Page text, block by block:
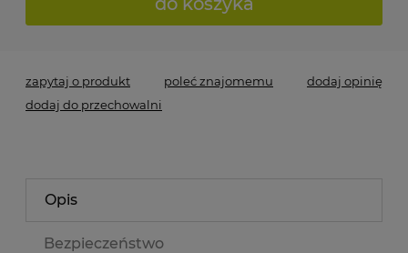
zapytaj o produkt poleć znajomemu
dodaj opinię
dodaj do przechowalni
Opis
Bezpieczeństwo